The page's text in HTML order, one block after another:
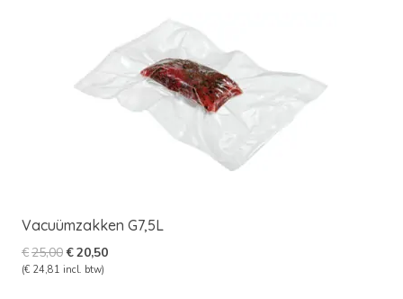
Vacuümzakken G7,5L
€25,00Oorspronkelijke
prijs
€20,50Huidige
(€ 24,81 incl. btw)